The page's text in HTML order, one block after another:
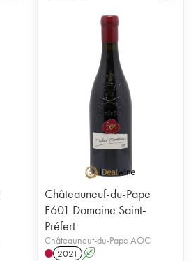
Châteauneuf-du-Pape
F601 Domaine Saint-
Préfert
Châteauneuf-du-Pape AOC
2021 A